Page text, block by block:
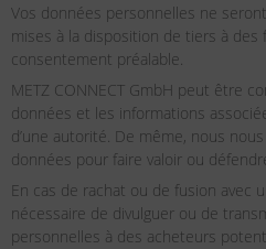
Vos données personnelles ne
mises à la disposition de tiers à des
consentement préalable.
METZ CONNECT GmbH peut être
données et les informations
d’une autorité. De même, nous
données pour faire valoir ou
En cas de rachat ou de fusion avec
nécessaire de divulguer ou de
personnelles à des acheteurs